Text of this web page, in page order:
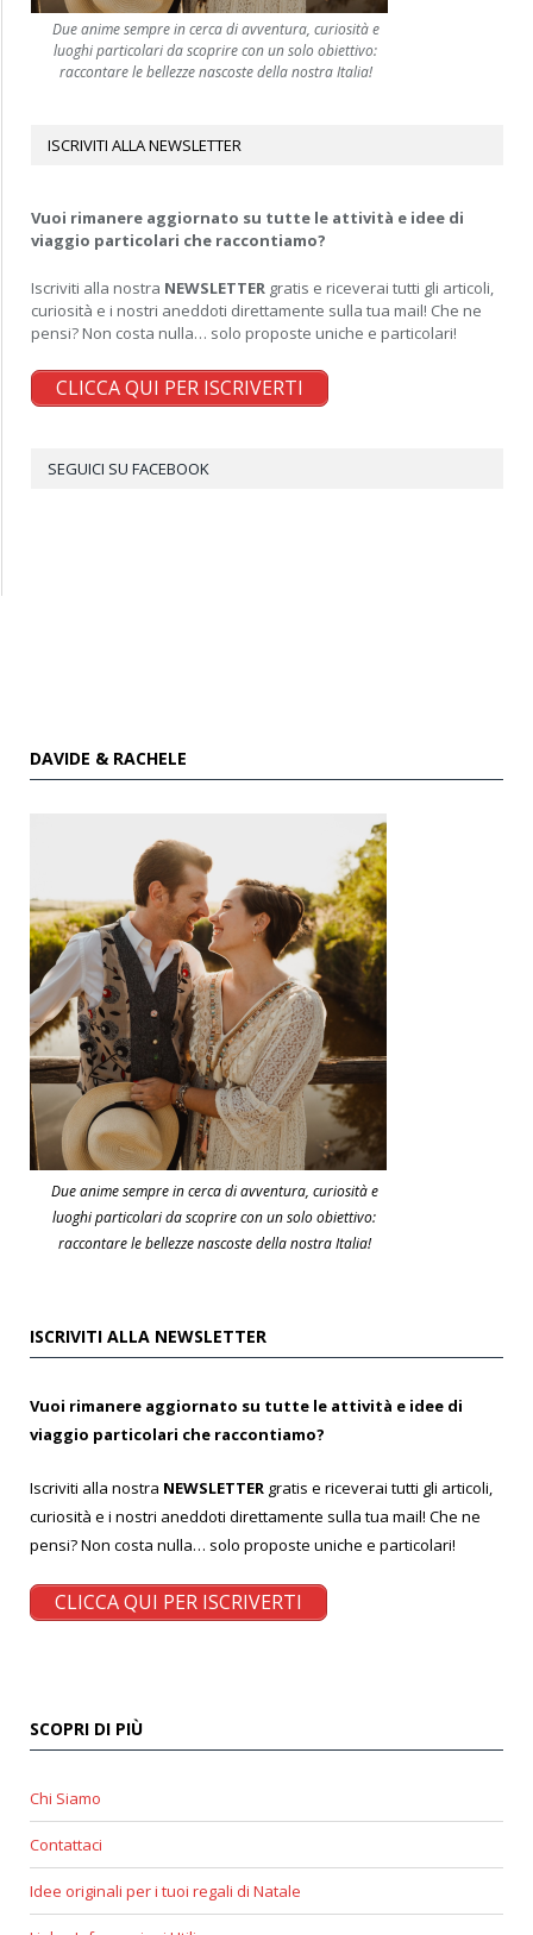
Due anime sempre in cerca di avventura, curiosità e
luoghi particolari da scoprire con un solo obiettivo:
raccontare le bellezze nascoste della nostra Italia!
ISCRIVITI ALLA NEWSLETTER
Vuoi rimanere aggiornato su tutte le attività e idee di
viaggio particolari che raccontiamo?
Iscriviti alla nostra NEWSLETTER gratis e riceverai tutti gli articoli,
curiosità e i nostri aneddoti direttamente sulla tua mail! Che ne
pensi? Non costa nulla… solo proposte uniche e particolari!
CLICCA QUI PER ISCRIVERTI
SEGUICI SU FACEBOOK
DAVIDE & RACHELE
Due anime sempre in cerca di avventura, curiosità e
luoghi particolari da scoprire con un solo obiettivo:
raccontare le bellezze nascoste della nostra Italia!
ISCRIVITI ALLA NEWSLETTER
Vuoi rimanere aggiornato su tutte le attività e idee di
viaggio particolari che raccontiamo?
Iscriviti alla nostra NEWSLETTER gratis e riceverai tutti gli articoli,
curiosità e i nostri aneddoti direttamente sulla tua mail! Che ne
pensi? Non costa nulla… solo proposte uniche e particolari!
CLICCA QUI PER ISCRIVERTI
SCOPRI DI PIÙ
Chi Siamo
Contattaci
Idee originali per i tuoi regali di Natale